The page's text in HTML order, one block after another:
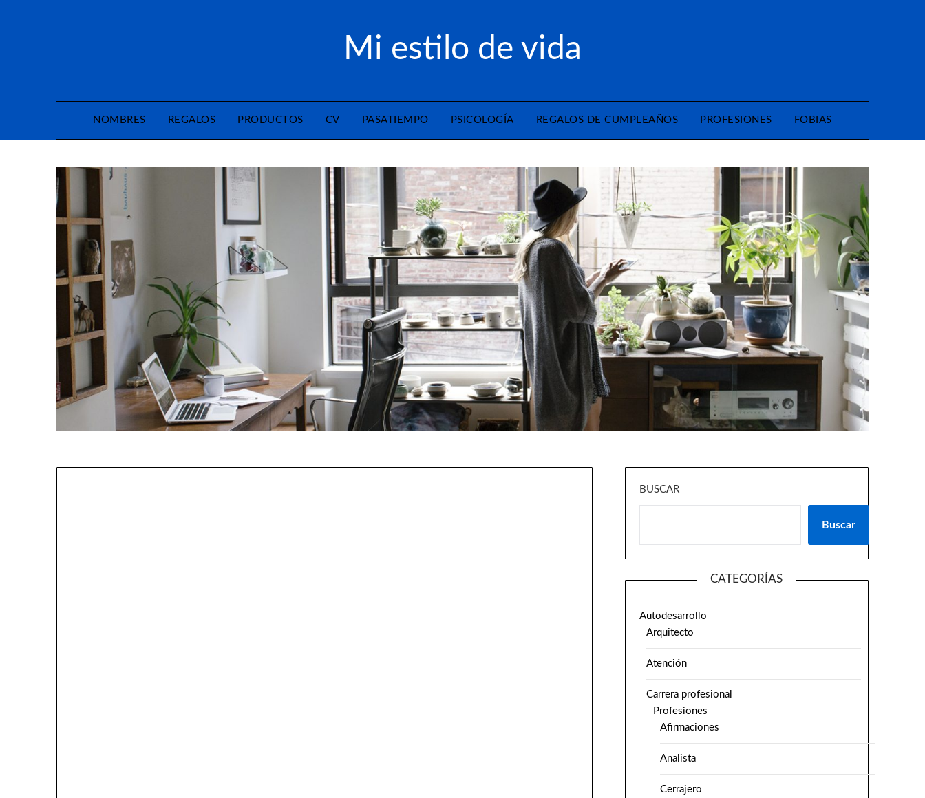
Mi estilo de vida
NOMBRES REGALOS PRODUCTOS CV PASATIEMPO PSICOLOGÍA REGALOS DE CUMPLEAÑOS PROFESIONES FOBIAS
BUSCAR
Buscar
CATEGORÍAS
Autodesarrollo
Arquitecto
Atención
Carrera profesional
Profesiones
Afirmaciones
Analista
Cerrajero